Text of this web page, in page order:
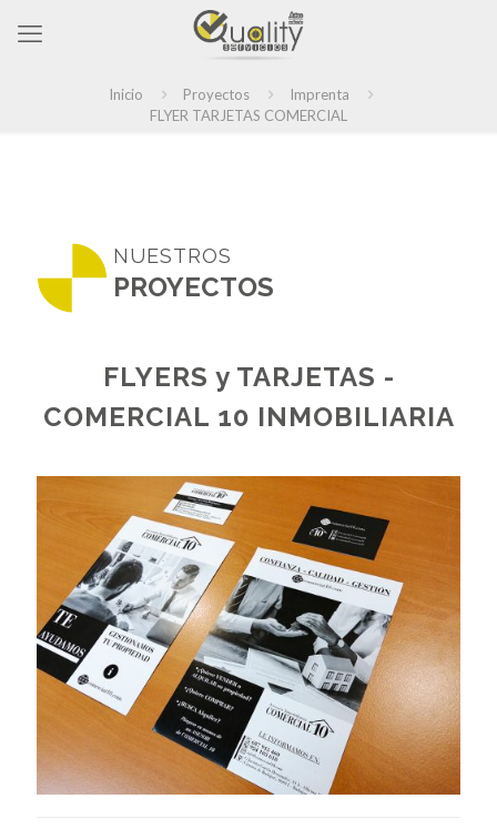
Inicio Proyectos
Imprenta
FLYER TARJETAS COMERCIAL
NUESTROS
PROYECTOS
FLYERS y TARJETAS -
COMERCIAL 10 INMOBILIARIA